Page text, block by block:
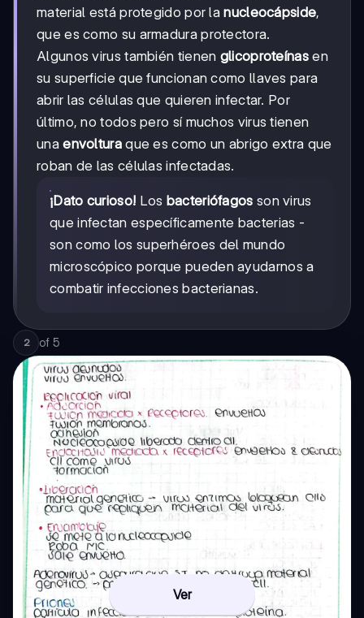
material está protegido por lanucleocápside,
que es como su armadura protectora.
Algunos virus también tienen glicoproteínasen
su superficie que funcionan como llaves para
abrir las células que quieren infectar. Por
último, no todos pero sí muchos virus tienen
unaenvolturaque es como un abrigo extra que
roban de las células infectadas.
¡Dato curioso! Los bacteriófagos son virus
que infectan específicamente bacterias -
son como los superhéroes del mundo
microscópico porque pueden ayudarnos a
combatir infecciones bacterianas.
2 of 5
Ver